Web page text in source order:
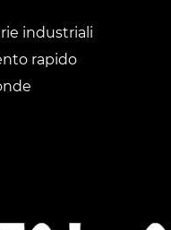
industriali
rapido